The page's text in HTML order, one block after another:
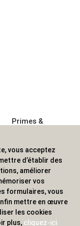
Primes &
Boisson
Textile &
Casquette
Accessoires de
pour les
une
vous acceptez
d’établir des
améliorer
vos
formulaires, vous
mettre en œuvre
les cookies
plus, cliquez-ici